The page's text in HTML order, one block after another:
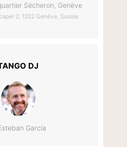
Sécheron, Genève
2, 1202 Genève, Suisse
DJ
Garcia